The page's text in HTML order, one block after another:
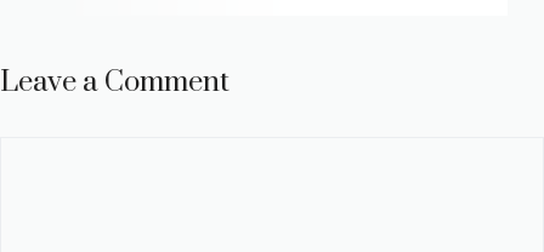
Leave a Comment